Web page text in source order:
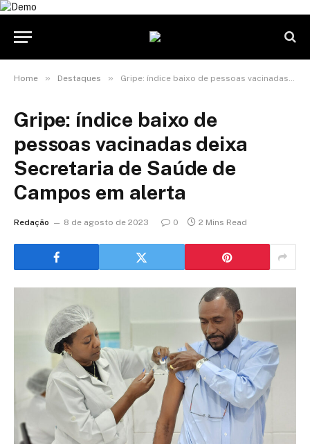
Home » Destaques » Gripe: índice baixo de pessoas vacinadas deixa Secretaria de Saúde de Campos em alerta
Gripe: índice baixo de
pessoas vacinadas deixa
Secretaria de Saúde de
Campos em alerta
Redação 8 de agosto de 2023 0 2 Mins Read